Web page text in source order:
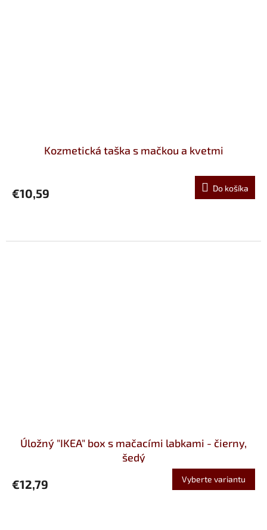
Kozmetická taška s mačkou a kvetmi
€10,59 Do košíka
Úložný "IKEA" box s mačacími labkami - čierny,
šedý
€12,79 Vyberte variantu